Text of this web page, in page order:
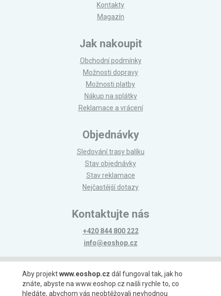
Kontakty
Magazín
Jak nakoupit
Obchodní podmínky
Možnosti dopravy
Možnosti platby
Nákup na splátky
Reklamace a vrácení
Objednávky
Sledování trasy balíku
Stav objednávky
Stav reklamace
Nejčastější dotazy
Kontaktujte nás
+420 844 800 222
info@eoshop.cz
Možnosti platby
Aby projektwww.eoshop.cz dál fungoval tak, jak ho
znáte, abyste na www.eoshop.cz našli rychle to, co
hledáte, abychom vás neobtěžovali nevhodnou